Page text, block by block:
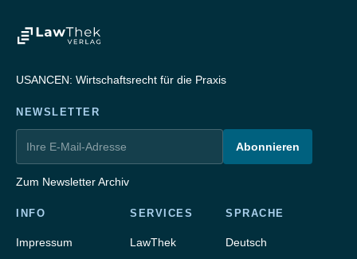
USANCEN: Wirtschaftsrecht für die Praxis
NEWSLETTER
Abonnieren
Zum Newsletter Archiv
INFO
Impressum
SERVICES
LawThek
SPRACHE
Deutsch